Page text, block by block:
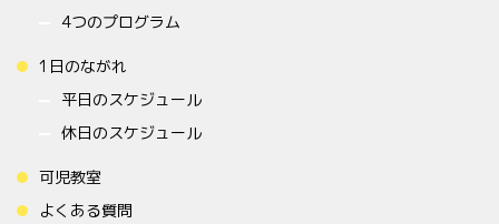
4つのプログラム
1日のながれ
平日のスケジュール
休日のスケジュール
可児教室
よくある質問